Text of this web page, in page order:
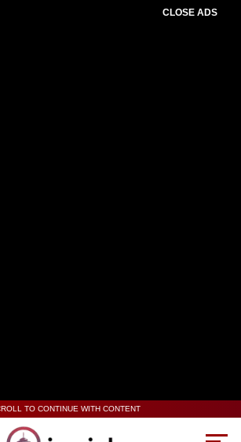
CLOSE ADS
TO CONTINUE WITH CONTENT